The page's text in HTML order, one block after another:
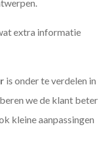
extra informatie
is onder te verdelen in
we de klant beter
kleine aanpassingen